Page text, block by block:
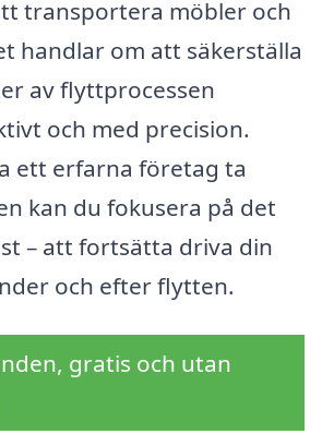
transportera möbler och
handlar om att säkerställa
av flyttprocessen
och med precision.
ett erfarna företag ta
kan du fokusera på det
– att fortsätta driva din
och efter flytten.
gratis och utan